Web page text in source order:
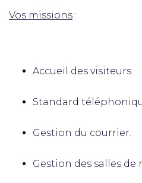
Vos missions :
Accueil des visiteurs.
Standard
Gestion du courrier.
Gestion des salles de